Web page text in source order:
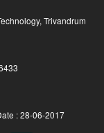
Trivandrum
: 28-06-2017